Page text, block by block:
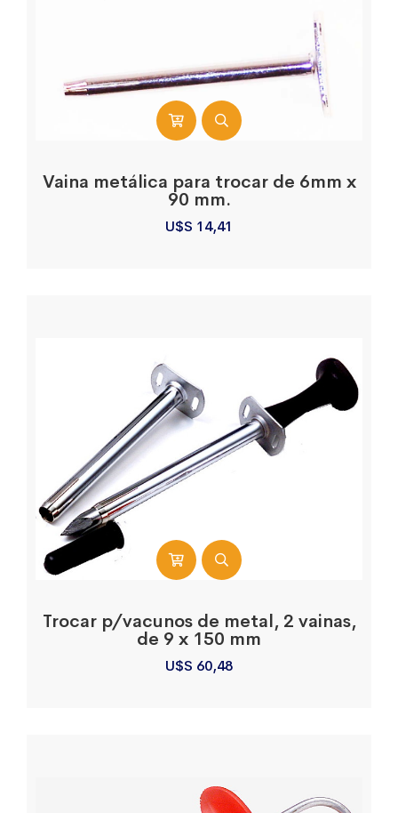
Vaina metálica para trocar de 6mm x
90 mm.
U$S 14,41
Trocar p/vacunos de metal, 2 vainas,
de 9 x 150 mm
U$S 60,48